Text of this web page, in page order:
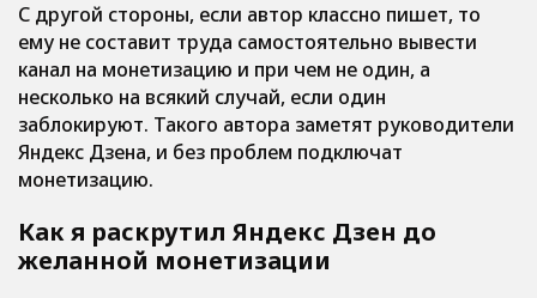
С другой стороны, если автор классно пишет, то
ему не составит труда самостоятельно вывести
канал на монетизацию и при чем не один, а
несколько на всякий случай, если один
заблокируют. Такого автора заметят руководители
Яндекс Дзена, и без проблем подключат
монетизацию.
Как я раскрутил Яндекс Дзен до
желанной монетизации